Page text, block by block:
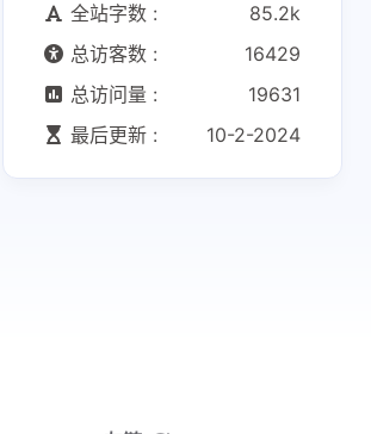
全站字数 :
85.2k
总访客数 :
16429
总访问量 :
19631
最后更新 :
10-2-2024